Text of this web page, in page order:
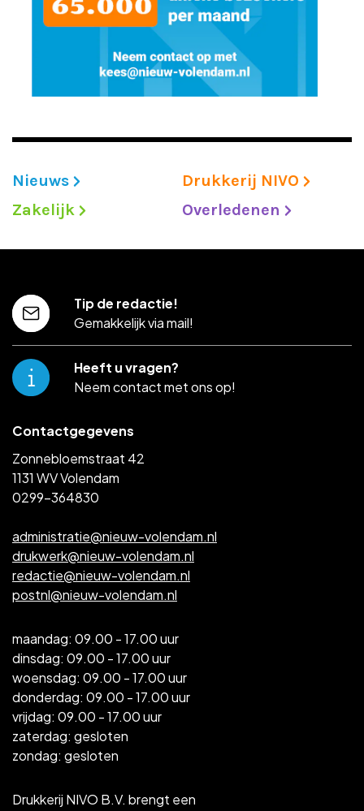
Nieuws
Drukkerij NIVO
Zakelijk
Overledenen
Drukkerij NIVO B.V. brengt een
Contactgegevens
Zonnebloemstraat 42
1131 WV Volendam
0299-364830
administratie@nieuw-volendam.nl
drukwerk@nieuw-volendam.nl
redactie@nieuw-volendam.nl
postnl@nieuw-volendam.nl
maandag: 09.00 - 17.00 uur
dinsdag: 09.00 - 17.00 uur
woensdag: 09.00 - 17.00 uur
donderdag: 09.00 - 17.00 uur
vrijdag: 09.00 - 17.00 uur
zaterdag: gesloten
zondag: gesloten
Tip de redactie!
Gemakkelijk via mail!
Heeft u vragen?
Neem contact met ons op!